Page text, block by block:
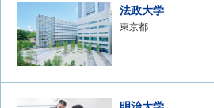
法政大学
東京都